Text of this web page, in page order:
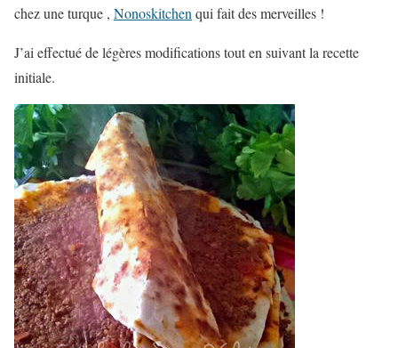
chez une turque , Nonoskitchenqui fait des merveilles !
J’ai effectué de légères modifications tout en suivant la recette
initiale.